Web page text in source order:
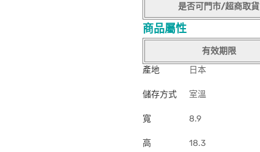
是否可門市/超商取貨
商品屬性
有效期限
產地
日本
儲存方式 室溫
寬 8.9
高 18.3